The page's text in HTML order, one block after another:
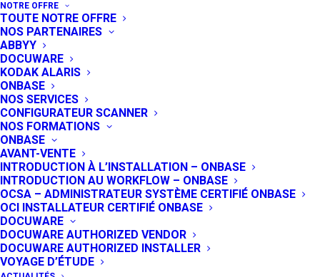
NOTRE OFFRE
TOUTE NOTRE OFFRE
NOS PARTENAIRES
ABBYY
DOCUWARE
KODAK ALARIS
ONBASE
NOS SERVICES
CONFIGURATEUR SCANNER
NOS FORMATIONS
ONBASE
AVANT-VENTE
INTRODUCTION À L’INSTALLATION – ONBASE
INTRODUCTION AU WORKFLOW – ONBASE
OCSA – ADMINISTRATEUR SYSTÈME CERTIFIÉ ONBASE
OCI INSTALLATEUR CERTIFIÉ ONBASE
DOCUWARE
DOCUWARE AUTHORIZED VENDOR
DOCUWARE AUTHORIZED INSTALLER
VOYAGE D’ÉTUDE
OnBase : vers une
expérience utilisateur
optimisée et des
possibilités inédites
25 MARS 2025 INGESTION DE CONTENUS - ECM
OnBase, la solution ECM (Enterprise Content